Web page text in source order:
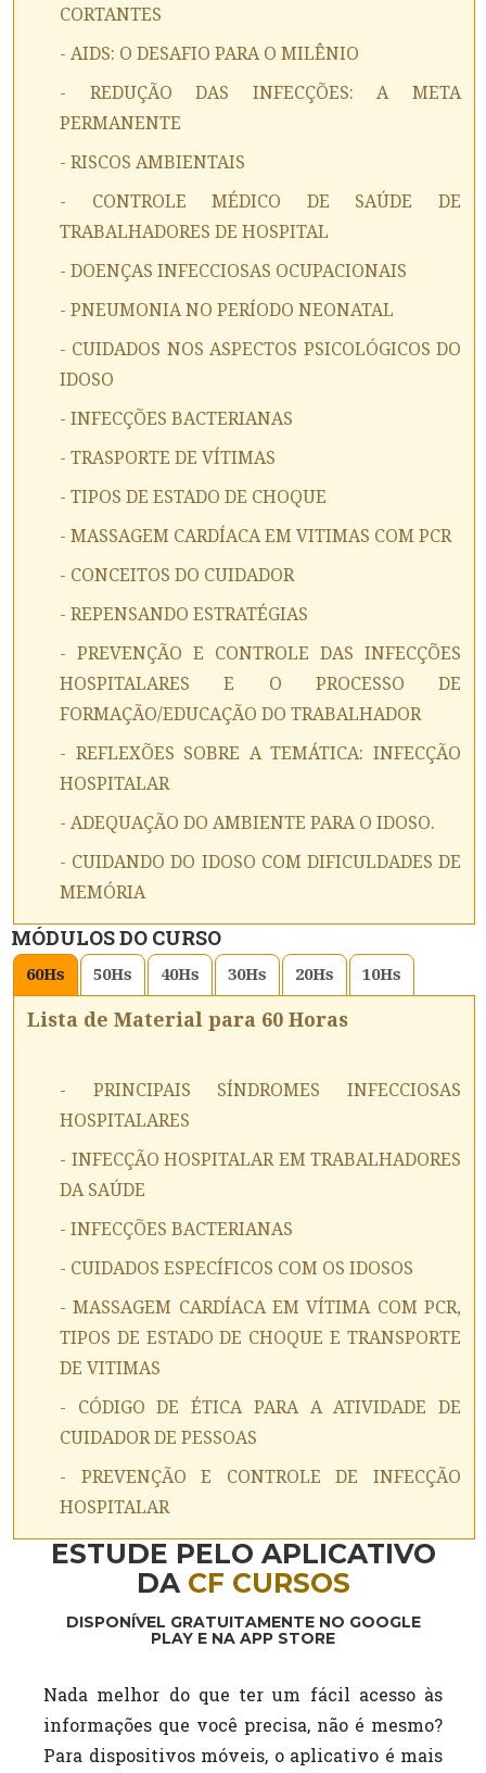
CORTANTES
- AIDS: O DESAFIO PARA O MILÊNIO
- REDUÇÃO DAS INFECÇÕES: A META
PERMANENTE
- RISCOS AMBIENTAIS
- CONTROLE MÉDICO DE SAÚDE DE
TRABALHADORES DE HOSPITAL
- DOENÇAS INFECCIOSAS OCUPACIONAIS
- PNEUMONIA NO PERÍODO NEONATAL
- CUIDADOS NOS ASPECTOS PSICOLÓGICOS DO
IDOSO
- INFECÇÕES BACTERIANAS
- TRASPORTE DE VÍTIMAS
- TIPOS DE ESTADO DE CHOQUE
- MASSAGEM CARDÍACA EM VITIMAS COM PCR
- CONCEITOS DO CUIDADOR
- REPENSANDO ESTRATÉGIAS
- PREVENÇÃO E CONTROLE DAS INFECÇÕES
HOSPITALARES E O PROCESSO DE
FORMAÇÃO/EDUCAÇÃO DO TRABALHADOR
- REFLEXÕES SOBRE A TEMÁTICA: INFECÇÃO
HOSPITALAR
- ADEQUAÇÃO DO AMBIENTE PARA O IDOSO.
- CUIDANDO DO IDOSO COM DIFICULDADES DE
MEMÓRIA
MÓDULOS DO CURSO
60Hs 50Hs 40Hs 30Hs 20Hs 10Hs
Lista de Material para 60 Horas
- PRINCIPAIS SÍNDROMES INFECCIOSAS
HOSPITALARES
- INFECÇÃO HOSPITALAR EM TRABALHADORES
DA SAÚDE
- INFECÇÕES BACTERIANAS
- CUIDADOS ESPECÍFICOS COM OS IDOSOS
- MASSAGEM CARDÍACA EM VÍTIMA COM PCR,
TIPOS DE ESTADO DE CHOQUE E TRANSPORTE
DE VITIMAS
- CÓDIGO DE ÉTICA PARA A ATIVIDADE DE
CUIDADOR DE PESSOAS
- PREVENÇÃO E CONTROLE DE INFECÇÃO
HOSPITALAR
ESTUDE PELO APLICATIVO
DA CF CURSOS
DISPONÍVEL GRATUITAMENTE NO GOOGLE
PLAY E NA APP STORE
Nada melhor do que ter um fácil acesso às
informações que você precisa, não é mesmo?
Para dispositivos móveis, o aplicativo é mais